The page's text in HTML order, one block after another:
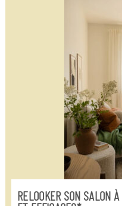
RELOOKER SON SALON